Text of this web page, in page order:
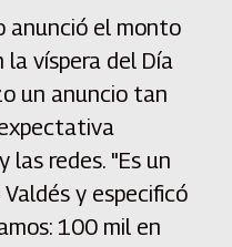
anunció el monto
la víspera del Día
un anuncio tan
las redes. "Es un
y especificó
100 mil en